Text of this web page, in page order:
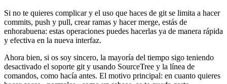
Si no te quieres complicar y el uso que haces de git se limita a hacer
commits, push y pull, crear ramas y hacer merge, estás de
enhorabuena: estas operaciones puedes hacerlas ya de manera rápida
y efectiva en la nueva interfaz.
Ahora bien, si os soy sincero, la mayoría del tiempo sigo teniendo
desactivado el soporte git y usando SourceTree y la línea de
comandos, como hacía antes. El motivo principal: en cuanto quieres